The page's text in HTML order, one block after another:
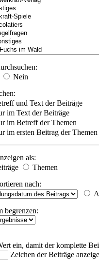
Nein
und Text der Beiträge
im Text der Beiträge
im Betreff der Themen
im ersten Beitrag der Themen
als:
Themen
nach:
begrenzen:
ein, damit der komplette
Zeichen der Beiträge